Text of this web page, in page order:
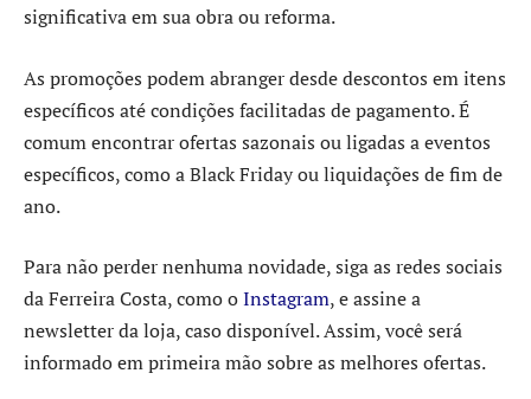
significativa em sua obra ou reforma.
As promoções podem abranger desde descontos em itens
específicos até condições facilitadas de pagamento. É
comum encontrar ofertas sazonais ou ligadas a eventos
específicos, como a Black Friday ou liquidações de fim de
ano.
Para não perder nenhuma novidade, siga as redes sociais
da Ferreira Costa, como oInstagram, e assine a
newsletter da loja, caso disponível. Assim, você será
informado em primeira mão sobre as melhores ofertas.